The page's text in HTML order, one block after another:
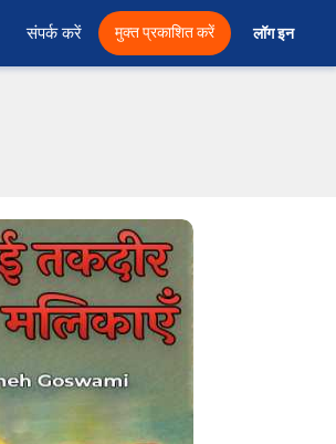
संपर्क करें मुक्त प्रकाशित करें लॉग इन